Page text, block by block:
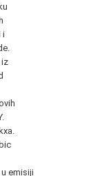
i
iz
emisiji